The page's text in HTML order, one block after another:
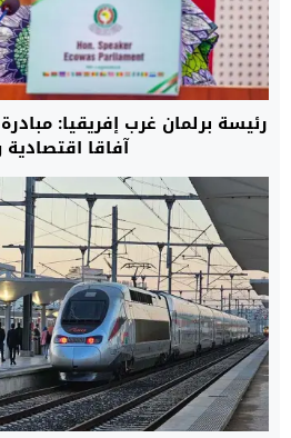
رئيسة برلمان غرب إفريقيا:
آفاقا اقتصادية